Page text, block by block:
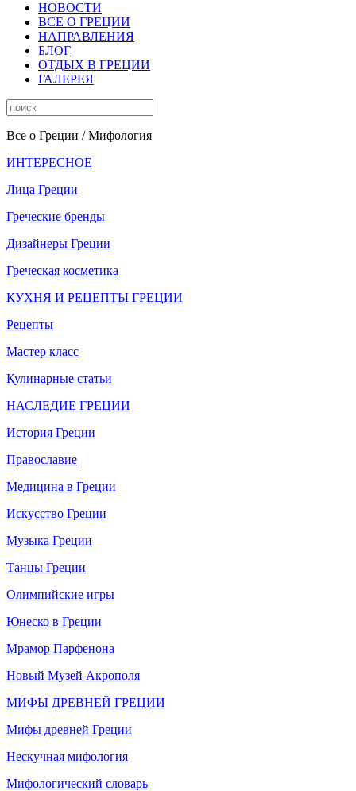
НОВОСТИ
ВСЕ О ГРЕЦИИ
НАПРАВЛЕНИЯ
БЛОГ
ОТДЫХ В ГРЕЦИИ
ГАЛЕРЕЯ
Все о Греции / Мифология
ИНТЕРЕСНОЕ
Лица Греции
Греческие бренды
Дизайнеры Греции
Греческая косметика
КУХНЯ И РЕЦЕПТЫ ГРЕЦИИ
Рецепты
Мастер класс
Кулинарные статьи
НАСЛЕДИЕ ГРЕЦИИ
История Греции
Православие
Медицина в Греции
Искусство Греции
Музыка Греции
Танцы Греции
Олимпийские игры
Юнеско в Греции
Мрамор Парфенона
Новый Музей Акрополя
МИФЫ ДРЕВНЕЙ ГРЕЦИИ
Мифы древней Греции
Нескучная мифология
Мифологический словарь